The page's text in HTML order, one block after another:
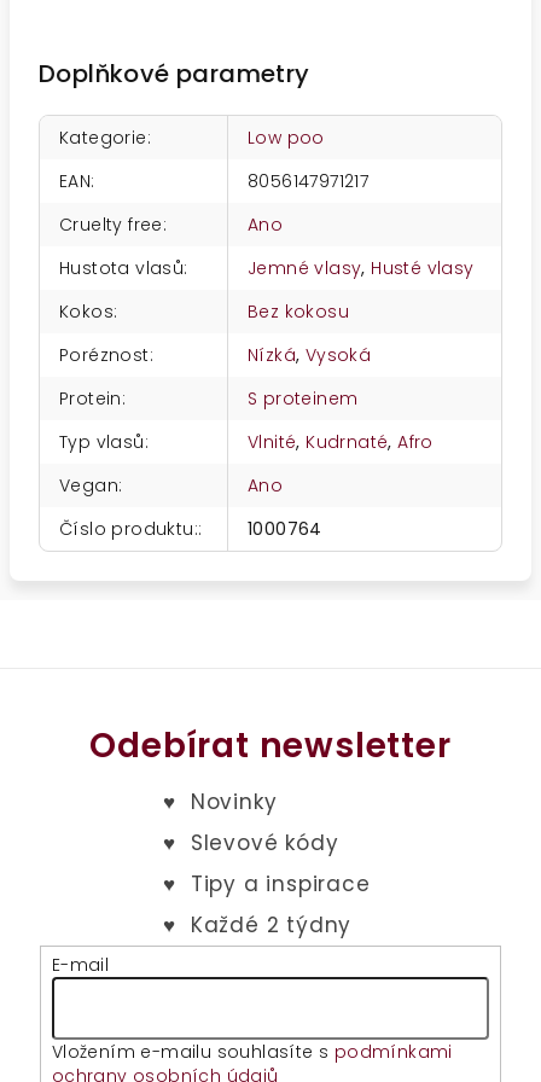
Doplňkové parametry
Kategorie:
Low poo
EAN:
8056147971217
Cruelty free:
Ano
Hustota vlasů: Jemné vlasy, Husté vlasy
Kokos:
Bez kokosu
Poréznost: Nízká, Vysoká
Protein:
S proteinem
Typ vlasů: Vlnité, Kudrnaté,Afro
Vegan:
Ano
Číslo produktu:: 1000764
Odebírat newsletter
E-mail
Vložením e-mailu souhlasíte s podmínkami
ochrany osobních údajů